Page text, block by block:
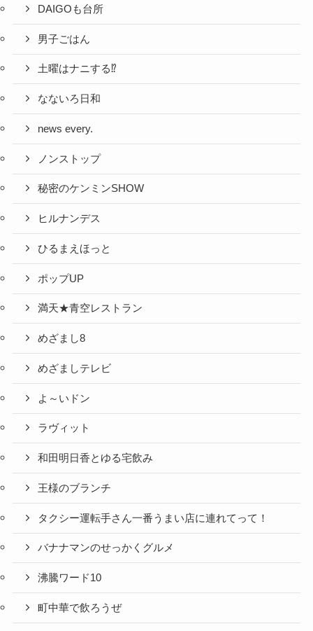
DAIGOも台所
男子ごはん
土曜はナニする⁉
なないろ日和
news every.
ノンストップ
秘密のケンミンSHOW
ヒルナンデス
ひるまえほっと
ポップUP
満天★青空レストラン
めざまし8
めざましテレビ
よ～いドン
ラヴィット
和田明日香とゆる宅飲み
王様のブランチ
タクシー運転手さん一番うまい店に連れてって！
バナナマンのせっかくグルメ
沸騰ワード10
町中華で飲ろうぜ